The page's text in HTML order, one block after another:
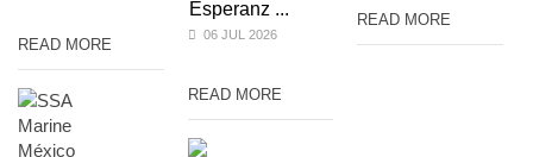
READ MORE
Esperanz ...
06 JUL 2026
READ MORE
READ MORE